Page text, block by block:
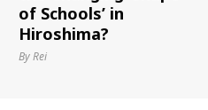
of Schools’ in
Hiroshima?
By Rei